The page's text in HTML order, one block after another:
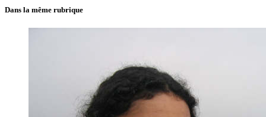
Dans la même rubrique